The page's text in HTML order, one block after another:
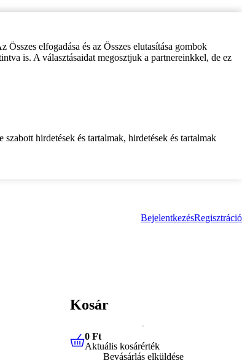
elfogadása és az Összes elutasítása gombok
is. A választásaidat megosztjuk a partnereinkkel, de ez
hirdetések és tartalmak, hirdetések és tartalmak
BejelentkezésRegisztráció
Kosár
0 FtAktuális kosárérték
0 Ft
Aktuális kosárérték
Bevásárlás elküldése